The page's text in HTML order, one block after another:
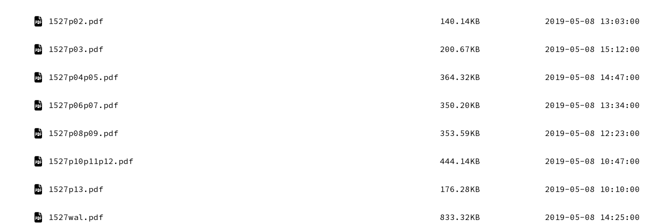
1527p02.pdf 140.14KB 2019-05-08 13:03:00
1527p03.pdf 200.67KB 2019-05-08 15:12:00
1527p04p05.pdf 364.32KB 2019-05-08 14:47:00
1527p06p07.pdf 350.20KB 2019-05-08 13:34:00
1527p08p09.pdf 353.59KB 2019-05-08 12:23:00
1527p10p11p12.pdf 444.14KB 2019-05-08 10:47:00
1527p13.pdf 176.28KB 2019-05-08 10:10:00
1527wal.pdf 833.32KB 2019-05-08 14:25:00